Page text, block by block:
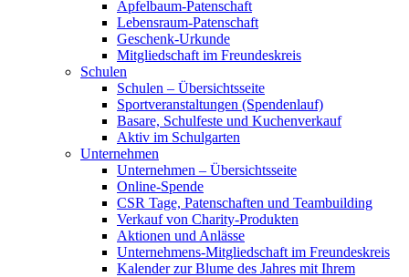
Apfelbaum-Patenschaft
Lebensraum-Patenschaft
Geschenk-Urkunde
Mitgliedschaft im Freundeskreis
Schulen
Schulen – Übersichtsseite
Sportveranstaltungen (Spendenlauf)
Basare, Schulfeste und Kuchenverkauf
Aktiv im Schulgarten
Unternehmen
Unternehmen – Übersichtsseite
Online-Spende
CSR Tage, Patenschaften und Teambuilding
Verkauf von Charity-Produkten
Aktionen und Anlässe
Unternehmens-Mitgliedschaft im Freundeskreis
Kalender zur Blume des Jahres mit Ihrem